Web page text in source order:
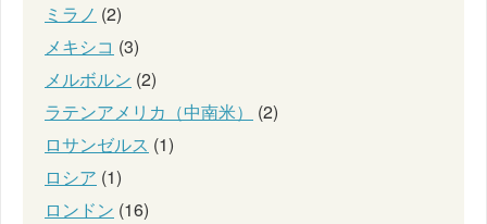
ミラノ (2)
メキシコ (3)
メルボルン (2)
ラテンアメリカ（中南米）
(2)
ロサンゼルス (1)
ロシア (1)
ロンドン (16)